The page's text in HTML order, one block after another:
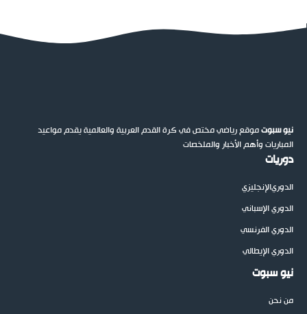
نيو سبوتموقع رياضي مختص في كرة القدم العربية والعالمية يقدم مواعيد
المباريات وأهم الأخبار والملخصات
دوريات
الدوريالإنجليزي
الدوري الإسباني
الدوري الفرنسي
الدوري الإيطالي
نيو سبوت
من نحن